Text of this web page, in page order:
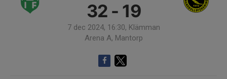
32 - 19
7 dec 2024, 16:30, Klämman
Arena A, Mantorp